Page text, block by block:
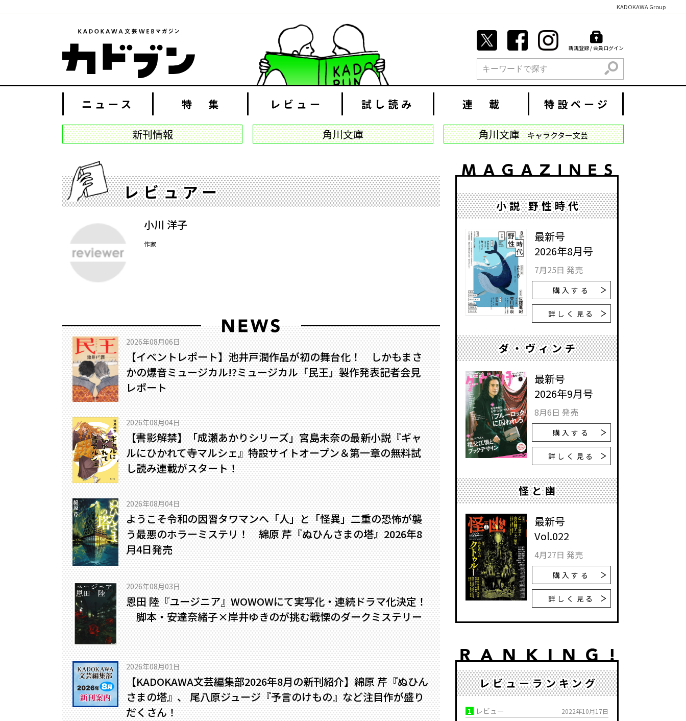
KADOKAWA Group
新規登録 / 会員ログイン
検索
ニュース 特 集 レビュー 試し読み 連 載 特設ページ
新刊情報 角川文庫 角川文庫 キャラクター文芸
レビュアー
小川 洋子
作家
2026年08月06日
【イベントレポート】池井戸潤作品が初の舞台化！ しかもまさ
かの爆音ミュージカル!?――ミュージカル「民王」製作発表記者会見
レポート
2026年08月04日
【書影解禁】「成瀬あかりシリーズ」宮島未奈の最新小説『ギャ
ルにひかれて寺マルシェ』特設サイトオープン＆第一章の無料試
し読み連載がスタート！
2026年08月04日
ようこそ令和の因習タワマンへ――「人」と「怪異」二重の恐怖が襲
う最悪のホラーミステリ！ 綿原 芹『ぬひんさまの塔』2026年8
月4日発売
2026年08月03日
恩田 陸『ユージニア』WOWOWにて実写化・連続ドラマ化決定！
脚本・安達奈緒子×岸井ゆきのが挑む戦慄のダークミステリー
2026年08月01日
【KADOKAWA文芸編集部2026年8月の新刊紹介】綿原 芹『ぬひん
さまの塔』、 尾八原ジュージ『予言のけもの』など注目作が盛り
だくさん！
小説 野性時代
最新号
2026年8月号
7月25日 発売
購入する
詳しく見る
ダ・ヴィンチ
最新号
2026年9月号
8月6日 発売
購入する
詳しく見る
怪と幽
最新号
Vol.022
4月27日 発売
購入する
詳しく見る
レビューランキング
1 レビュー 2022年10月17日